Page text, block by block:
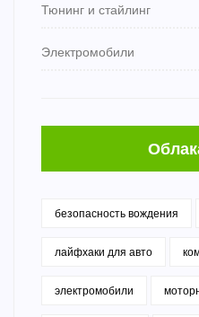
Тюнинг и стайлинг
Электромобили
безопасность вождения
лайфхаки для авто
электромобили